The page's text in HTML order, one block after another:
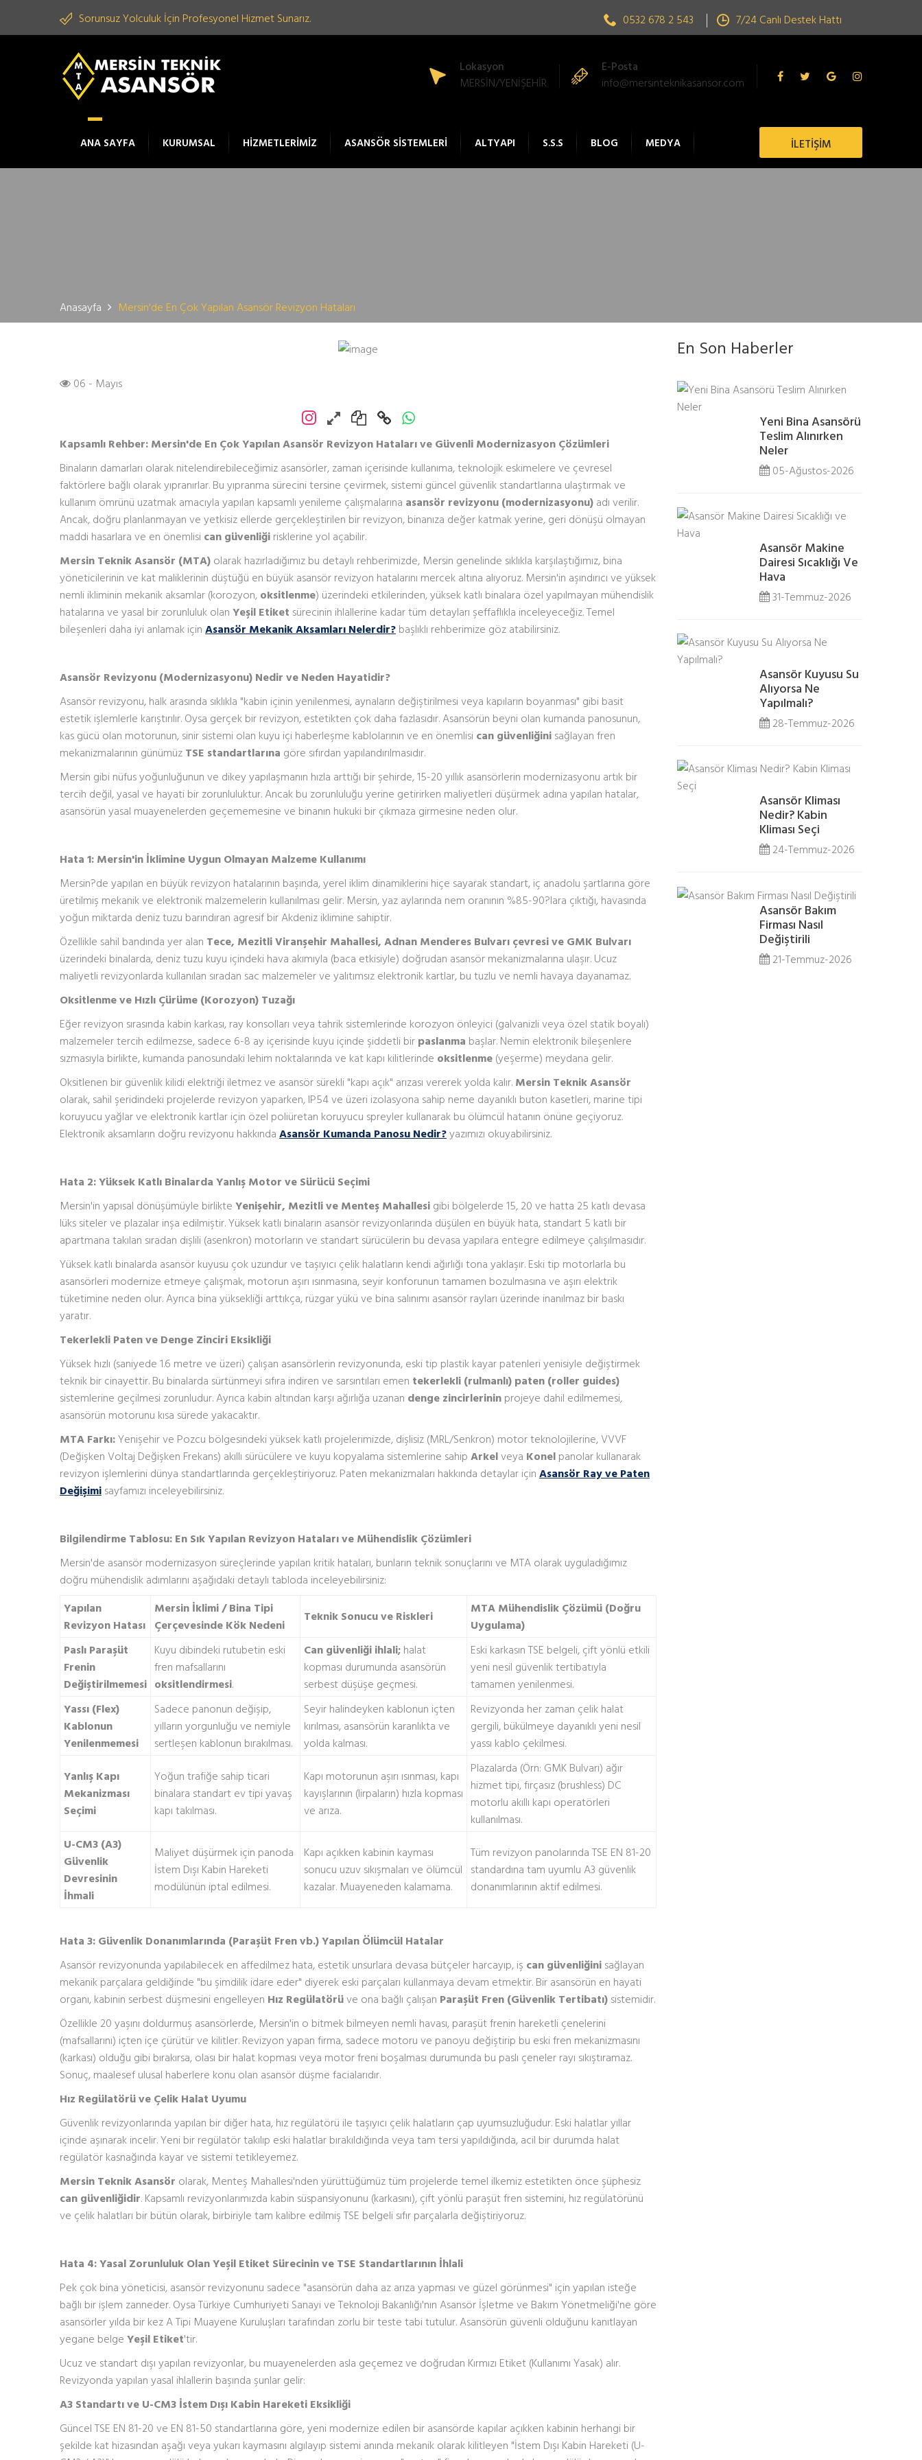
Sorunsuz Yolculuk İçin Profesyonel Hizmet Sunarız. 0532 678 2 543 7/24 Canlı Destek Hattı
E-Posta
info@mersinteknikasansor.com
Lokasyon
MERSİN/YENİŞEHİR
ANA SAYFA KURUMSAL HİZMETLERİMİZ ASANSÖR SİSTEMLERİ ALTYAPI S.S.S BLOG MEDYA İLETİŞİM
Anasayfa Mersin'de En Çok Yapılan Asansör Revizyon Hataları
06 - Mayıs
Kapsamlı Rehber: Mersin'de En Çok Yapılan Asansör Revizyon Hataları ve Güvenli Modernizasyon Çözümleri
Binaların damarları olarak nitelendirebileceğimiz asansörler, zaman içerisinde kullanıma, teknolojik eskimelere ve çevresel
faktörlere bağlı olarak yıpranırlar. Bu yıpranma sürecini tersine çevirmek, sistemi güncel güvenlik standartlarına ulaştırmak ve
kullanım ömrünü uzatmak amacıyla yapılan kapsamlı yenileme çalışmalarına asansör revizyonu (modernizasyonu) adı verilir.
Ancak, doğru planlanmayan ve yetkisiz ellerde gerçekleştirilen bir revizyon, binanıza değer katmak yerine, geri dönüşü olmayan
maddi hasarlara ve en önemlisi can güvenliği risklerine yol açabilir.
Mersin Teknik Asansör (MTA) olarak hazırladığımız bu detaylı rehberimizde, Mersin genelinde sıklıkla karşılaştığımız, bina
yöneticilerinin ve kat maliklerinin düştüğü en büyük asansör revizyon hatalarını mercek altına alıyoruz. Mersin'in aşındırıcı ve yüksek
nemli ikliminin mekanik aksamlar (korozyon, oksitlenme) üzerindeki etkilerinden, yüksek katlı binalara özel yapılmayan mühendislik
hatalarına ve yasal bir zorunluluk olan Yeşil Etiket sürecinin ihlallerine kadar tüm detayları şeffaflıkla inceleyeceğiz. Temel
bileşenleri daha iyi anlamak için Asansör Mekanik Aksamları Nelerdir? başlıklı rehberimize göz atabilirsiniz.
Asansör Revizyonu (Modernizasyonu) Nedir ve Neden Hayatidir?
Asansör revizyonu, halk arasında sıklıkla "kabin içinin yenilenmesi, aynaların değiştirilmesi veya kapıların boyanması" gibi basit
estetik işlemlerle karıştırılır. Oysa gerçek bir revizyon, estetikten çok daha fazlasıdır. Asansörün beyni olan kumanda panosunun,
kas gücü olan motorunun, sinir sistemi olan kuyu içi haberleşme kablolarının ve en önemlisi can güvenliğini sağlayan fren
mekanizmalarının günümüz TSE standartlarına göre sıfırdan yapılandırılmasıdır.
Mersin gibi nüfus yoğunluğunun ve dikey yapılaşmanın hızla arttığı bir şehirde, 15-20 yıllık asansörlerin modernizasyonu artık bir
tercih değil, yasal ve hayati bir zorunluluktur. Ancak bu zorunluluğu yerine getirirken maliyetleri düşürmek adına yapılan hatalar,
asansörün yasal muayenelerden geçememesine ve binanın hukuki bir çıkmaza girmesine neden olur.
Hata 1: Mersin'in İklimine Uygun Olmayan Malzeme Kullanımı
Mersin?de yapılan en büyük revizyon hatalarının başında, yerel iklim dinamiklerini hiçe sayarak standart, iç anadolu şartlarına göre
üretilmiş mekanik ve elektronik malzemelerin kullanılması gelir. Mersin, yaz aylarında nem oranının %85-90?lara çıktığı, havasında
yoğun miktarda deniz tuzu barındıran agresif bir Akdeniz iklimine sahiptir.
Özellikle sahil bandında yer alan Tece, Mezitli Viranşehir Mahallesi, Adnan Menderes Bulvarı çevresi ve GMK Bulvarı
üzerindeki binalarda, deniz tuzu kuyu içindeki hava akımıyla (baca etkisiyle) doğrudan asansör mekanizmalarına ulaşır. Ucuz
maliyetli revizyonlarda kullanılan sıradan sac malzemeler ve yalıtımsız elektronik kartlar, bu tuzlu ve nemli havaya dayanamaz.
Oksitlenme ve Hızlı Çürüme (Korozyon) Tuzağı
Eğer revizyon sırasında kabin karkası, ray konsolları veya tahrik sistemlerinde korozyon önleyici (galvanizli veya özel statik boyalı)
malzemeler tercih edilmezse, sadece 6-8 ay içerisinde kuyu içinde şiddetli bir paslanma başlar. Nemin elektronik bileşenlere
sızmasıyla birlikte, kumanda panosundaki lehim noktalarında ve kat kapı kilitlerinde oksitlenme (yeşerme) meydana gelir.
Oksitlenen bir güvenlik kilidi elektriği iletmez ve asansör sürekli "kapı açık" arızası vererek yolda kalır. Mersin Teknik Asansör
olarak, sahil şeridindeki projelerde revizyon yaparken, IP54 ve üzeri izolasyona sahip neme dayanıklı buton kasetleri, marine tipi
koruyucu yağlar ve elektronik kartlar için özel poliüretan koruyucu spreyler kullanarak bu ölümcül hatanın önüne geçiyoruz.
Elektronik aksamların doğru revizyonu hakkında Asansör Kumanda Panosu Nedir?yazımızı okuyabilirsiniz.
Hata 2: Yüksek Katlı Binalarda Yanlış Motor ve Sürücü Seçimi
Mersin'in yapısal dönüşümüyle birlikte Yenişehir, Mezitli ve Menteş Mahallesi gibi bölgelerde 15, 20 ve hatta 25 katlı devasa
lüks siteler ve plazalar inşa edilmiştir. Yüksek katlı binaların asansör revizyonlarında düşülen en büyük hata, standart 5 katlı bir
apartmana takılan sıradan dişlili (asenkron) motorların ve standart sürücülerin bu devasa yapılara entegre edilmeye çalışılmasıdır.
Yüksek katlı binalarda asansör kuyusu çok uzundur ve taşıyıcı çelik halatların kendi ağırlığı tona yaklaşır. Eski tip motorlarla bu
asansörleri modernize etmeye çalışmak, motorun aşırı ısınmasına, seyir konforunun tamamen bozulmasına ve aşırı elektrik
tüketimine neden olur. Ayrıca bina yüksekliği arttıkça, rüzgar yükü ve bina salınımı asansör rayları üzerinde inanılmaz bir baskı
yaratır.
Tekerlekli Paten ve Denge Zinciri Eksikliği
Yüksek hızlı (saniyede 1.6 metre ve üzeri) çalışan asansörlerin revizyonunda, eski tip plastik kayar patenleri yenisiyle değiştirmek
teknik bir cinayettir. Bu binalarda sürtünmeyi sıfıra indiren ve sarsıntıları emen tekerlekli (rulmanlı) paten (roller guides)
sistemlerine geçilmesi zorunludur. Ayrıca kabin altından karşı ağırlığa uzanan denge zincirlerinin projeye dahil edilmemesi,
asansörün motorunu kısa sürede yakacaktır.
MTA Farkı:Yenişehir ve Pozcu bölgesindeki yüksek katlı projelerimizde, dişlisiz (MRL/Senkron) motor teknolojilerine, VVVF
(Değişken Voltaj Değişken Frekans) akıllı sürücülere ve kuyu kopyalama sistemlerine sahip Arkelveya Konel panolar kullanarak
revizyon işlemlerini dünya standartlarında gerçekleştiriyoruz. Paten mekanizmaları hakkında detaylar için Asansör Ray ve Paten
Değişimi sayfamızı inceleyebilirsiniz.
Bilgilendirme Tablosu: En Sık Yapılan Revizyon Hataları ve Mühendislik Çözümleri
Mersin'de asansör modernizasyon süreçlerinde yapılan kritik hataları, bunların teknik sonuçlarını ve MTA olarak uyguladığımız
doğru mühendislik adımlarını aşağıdaki detaylı tabloda inceleyebilirsiniz:
Yapılan
Revizyon Hatası
Mersin İklimi / Bina Tipi
Çerçevesinde Kök Nedeni
Teknik Sonucu ve Riskleri
MTA Mühendislik Çözümü (Doğru
Uygulama)
Paslı Paraşüt
Frenin
Değiştirilmemesi
Kuyu dibindeki rutubetin eski
fren mafsallarını
oksitlendirmesi.
Can güvenliği ihlali; halat
kopması durumunda asansörün
serbest düşüşe geçmesi.
Eski karkasın TSE belgeli, çift yönlü etkili
yeni nesil güvenlik tertibatıyla
tamamen yenilenmesi.
Yassı (Flex)
Kablonun
Yenilenmemesi
Sadece panonun değişip,
yılların yorgunluğu ve nemiyle
sertleşen kablonun bırakılması.
Seyir halindeyken kablonun içten
kırılması, asansörün karanlıkta ve
yolda kalması.
Revizyonda her zaman çelik halat
gergili, bükülmeye dayanıklı yeni nesil
yassı kablo çekilmesi.
Yanlış Kapı
Mekanizması
Seçimi
Yoğun trafiğe sahip ticari
binalara standart ev tipi yavaş
kapı takılması.
Kapı motorunun aşırı ısınması, kapı
kayışlarının (lirpaların) hızla kopması
ve arıza.
Plazalarda (Örn: GMK Bulvarı) ağır
hizmet tipi, fırçasız (brushless) DC
motorlu akıllı kapı operatörleri
kullanılması.
U-CM3 (A3)
Güvenlik
Devresinin
İhmali
Maliyet düşürmek için panoda
İstem Dışı Kabin Hareketi
modülünün iptal edilmesi.
Kapı açıkken kabinin kayması
sonucu uzuv sıkışmaları ve ölümcül
kazalar. Muayeneden kalamama.
Tüm revizyon panolarında TSE EN 81-20
standardına tam uyumlu A3 güvenlik
donanımlarının aktif edilmesi.
Hata 3: Güvenlik Donanımlarında (Paraşüt Fren vb.) Yapılan Ölümcül Hatalar
Asansör revizyonunda yapılabilecek en affedilmez hata, estetik unsurlara devasa bütçeler harcayıp, iş can güvenliğini sağlayan
mekanik parçalara geldiğinde "bu şimdilik idare eder" diyerek eski parçaları kullanmaya devam etmektir. Bir asansörün en hayati
organı, kabinin serbest düşmesini engelleyen Hız Regülatörüve ona bağlı çalışan Paraşüt Fren (Güvenlik Tertibatı) sistemidir.
Özellikle 20 yaşını doldurmuş asansörlerde, Mersin'in o bitmek bilmeyen nemli havası, paraşüt frenin hareketli çenelerini
(mafsallarını) içten içe çürütür ve kilitler. Revizyon yapan firma, sadece motoru ve panoyu değiştirip bu eski fren mekanizmasını
(karkası) olduğu gibi bırakırsa, olası bir halat kopması veya motor freni boşalması durumunda bu paslı çeneler rayı sıkıştıramaz.
Sonuç, maalesef ulusal haberlere konu olan asansör düşme facialarıdır.
Hız Regülatörü ve Çelik Halat Uyumu
Güvenlik revizyonlarında yapılan bir diğer hata, hız regülatörü ile taşıyıcı çelik halatların çap uyumsuzluğudur. Eski halatlar yıllar
içinde aşınarak incelir. Yeni bir regülatör takılıp eski halatlar bırakıldığında veya tam tersi yapıldığında, acil bir durumda halat
regülatör kasnağında kayar ve sistemi tetikleyemez.
Mersin Teknik Asansör olarak, Menteş Mahallesi'nden yürüttüğümüz tüm projelerde temel ilkemiz estetikten önce şüphesiz
can güvenliğidir. Kapsamlı revizyonlarımızda kabin süspansiyonunu (karkasını), çift yönlü paraşüt fren sistemini, hız regülatörünü
ve çelik halatları bir bütün olarak, birbiriyle tam kalibre edilmiş TSE belgeli sıfır parçalarla değiştiriyoruz.
Hata 4: Yasal Zorunluluk Olan Yeşil Etiket Sürecinin ve TSE Standartlarının İhlali
Pek çok bina yöneticisi, asansör revizyonunu sadece "asansörün daha az arıza yapması ve güzel görünmesi" için yapılan isteğe
bağlı bir işlem zanneder. Oysa Türkiye Cumhuriyeti Sanayi ve Teknoloji Bakanlığı'nın Asansör İşletme ve Bakım Yönetmeliği'ne göre
asansörler yılda bir kez A Tipi Muayene Kuruluşları tarafından zorlu bir teste tabi tutulur. Asansörün güvenli olduğunu kanıtlayan
yegane belge Yeşil Etiket'tir.
Ucuz ve standart dışı yapılan revizyonlar, bu muayenelerden asla geçemez ve doğrudan Kırmızı Etiket (Kullanımı Yasak) alır.
Revizyonda yapılan yasal ihlallerin başında şunlar gelir:
A3 Standartı ve U-CM3 İstem Dışı Kabin Hareketi Eksikliği
Güncel TSE EN 81-20 ve EN 81-50 standartlarına göre, yeni modernize edilen bir asansörde kapılar açıkken kabinin herhangi bir
şekilde kat hizasından aşağı veya yukarı kaymasını algılayıp sistemi anında mekanik olarak kilitleyen "İstem Dışı Kabin Hareketi (U-
En Son Haberler
Yeni Bina Asansörü
Teslim Alınırken
Neler
05-Ağustos-2026
Asansör Makine
Dairesi Sıcaklığı Ve
Hava
31-Temmuz-2026
Asansör Kuyusu Su
Alıyorsa Ne
Yapılmalı?
28-Temmuz-2026
Asansör Kliması
Nedir? Kabin
Kliması Seçi
24-Temmuz-2026
Asansör Bakım
Firması Nasıl
Değiştirili
21-Temmuz-2026